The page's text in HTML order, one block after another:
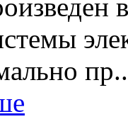
пр..